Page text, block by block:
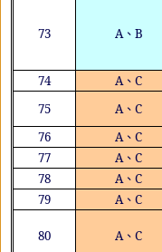
73 A、 B
74
A、C
75
A、C
76
A、C
77
A、C
78
A、C
79
A、C
80 A、C